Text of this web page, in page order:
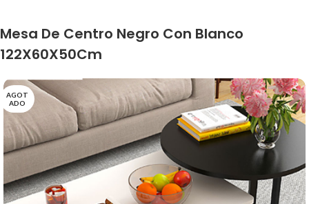
Mesa De Centro Negro Con Blanco
122X60X50Cm
AGOT
ADO